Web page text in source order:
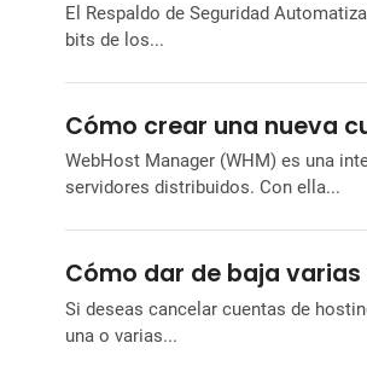
El Respaldo de Seguridad
bits de los...
Cómo crear una nueva
WebHost Manager (WHM) es una
servidores distribuidos. Con ella...
Cómo dar de baja
Si deseas cancelar cuentas de
una o varias...